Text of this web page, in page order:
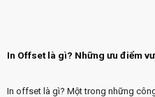
In Offset là gì? Những ưu điểm
In offset là gì? Một trong những công